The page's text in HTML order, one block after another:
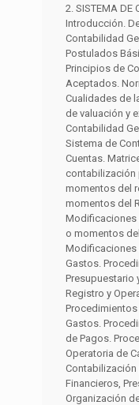
2. SISTEMA DE
Introducción.
Contabilidad
Postulados
Principios de
Aceptados.
Cualidades de
de valuación y
Contabilidad
Sistema de
Cuentas.
contabilización
momentos del
momentos del
Modificaciones
o momentos
Modificaciones
Gastos.
Presupuestario
Registro y
Gastos.
de Pagos.
Operatoria de
Contabilización
Financieros,
Organización